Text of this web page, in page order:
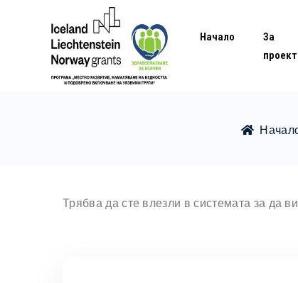
Начало
За
Трябва да сте влезли в системата за да